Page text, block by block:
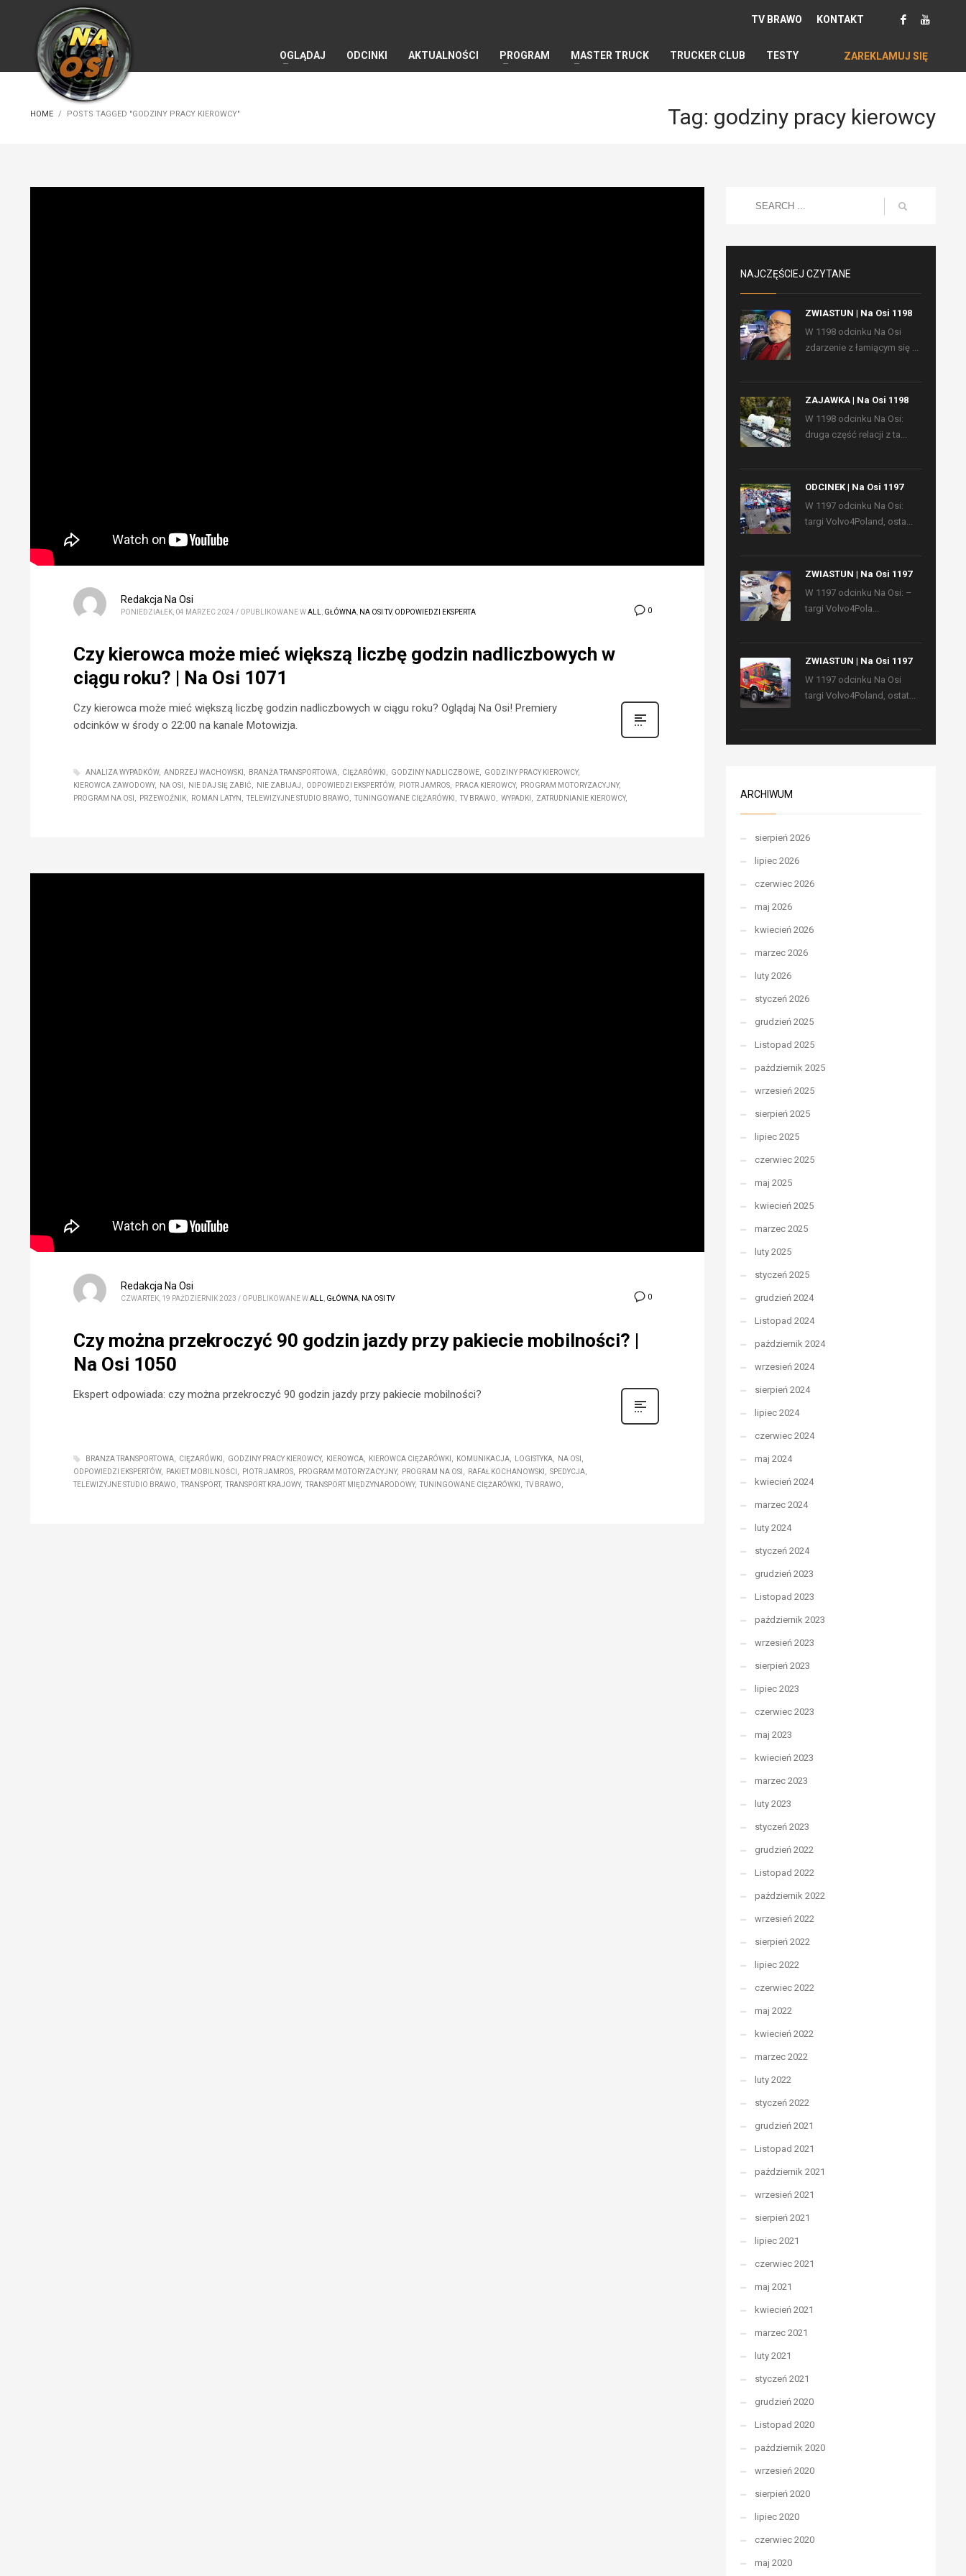
TV BRAWO KONTAKT
OGLĄDAJ ODCINKI AKTUALNOŚCI PROGRAM MASTER TRUCK TRUCKER CLUB TESTY ZAREKLAMUJ SIĘ
HOME POSTS TAGGED "GODZINY PRACY KIEROWCY" Tag: godziny pracy kierowcy
0
Redakcja Na Osi
PONIEDZIAŁEK, 04 MARZEC 2024 / OPUBLIKOWANE WALL GŁÓWNA NA OSI TV, ODPOWIEDZI EKSPERTA
Czy kierowca może mieć większą liczbę godzin nadliczbowych w
ciągu roku? | Na Osi 1071
Czy kierowca może mieć większą liczbę godzin nadliczbowych w ciągu roku? Oglądaj Na Osi! Premiery
odcinków w środy o 22:00 na kanale Motowizja.
ANALIZA WYPADKÓW ANDRZEJ WACHOWSKI BRANŻA TRANSPORTOWA CIĘŻARÓWKI GODZINY NADLICZBOWE
GODZINY PRACY KIEROWCY
KIEROWCA ZAWODOWY
NA OSI NIE DAJ SIĘ ZABIĆ NIE ZABIJAJ ODPOWIEDZI EKSPERTÓW PIOTR JAMROS PRACA KIEROWCY
PROGRAM MOTORYZACYJNY
PROGRAM NA OSI
PRZEWOŹNIK ROMAN LATYN TELEWIZYJNE STUDIO BRAWO TUNINGOWANE CIĘŻARÓWKI TV BRAWO WYPADKI ZATRUDNIANIE KIEROWCY
0
Redakcja Na Osi
CZWARTEK, 19 PAŹDZIERNIK 2023 / OPUBLIKOWANE WALL GŁÓWNA NA OSI TV
Czy można przekroczyć 90 godzin jazdy przy pakiecie mobilności? |
Na Osi 1050
Ekspert odpowiada: czy można przekroczyć 90 godzin jazdy przy pakiecie mobilności?
BRANŻA TRANSPORTOWA CIĘŻARÓWKI GODZINY PRACY KIEROWCY KIEROWCA KIEROWCA CIĘŻARÓWKI KOMUNIKACJA LOGISTYKA
NA OSI
ODPOWIEDZI EKSPERTÓW
PAKIET MOBILNOŚCI PIOTR JAMROS PROGRAM MOTORYZACYJNY PROGRAM NA OSI RAFAŁ KOCHANOWSKI
SPEDYCJA
TELEWIZYJNE STUDIO BRAWO
TRANSPORT TRANSPORT KRAJOWY TRANSPORT MIĘDZYNARODOWY TUNINGOWANE CIĘŻARÓWKI TV BRAWO
NAJCZĘŚCIEJ CZYTANE
ZWIASTUN | Na Osi 1198
W 1198 odcinku Na Osi
zdarzenie z łamiącym się ...
ZAJAWKA | Na Osi 1198
W 1198 odcinku Na Osi:
druga część relacji z ta...
ODCINEK | Na Osi 1197
W 1197 odcinku Na Osi:
targi Volvo4Poland, osta...
ZWIASTUN | Na Osi 1197
W 1197 odcinku Na Osi: –
targi Volvo4Pola...
ZWIASTUN | Na Osi 1197
W 1197 odcinku Na Osi
targi Volvo4Poland, ostat...
ARCHIWUM
sierpień 2026
lipiec 2026
czerwiec 2026
maj 2026
kwiecień 2026
marzec 2026
luty 2026
styczeń 2026
grudzień 2025
Listopad 2025
październik 2025
wrzesień 2025
sierpień 2025
lipiec 2025
czerwiec 2025
maj 2025
kwiecień 2025
marzec 2025
luty 2025
styczeń 2025
grudzień 2024
Listopad 2024
październik 2024
wrzesień 2024
sierpień 2024
lipiec 2024
czerwiec 2024
maj 2024
kwiecień 2024
marzec 2024
luty 2024
styczeń 2024
grudzień 2023
Listopad 2023
październik 2023
wrzesień 2023
sierpień 2023
lipiec 2023
czerwiec 2023
maj 2023
kwiecień 2023
marzec 2023
luty 2023
styczeń 2023
grudzień 2022
Listopad 2022
październik 2022
wrzesień 2022
sierpień 2022
lipiec 2022
czerwiec 2022
maj 2022
kwiecień 2022
marzec 2022
luty 2022
styczeń 2022
grudzień 2021
Listopad 2021
październik 2021
wrzesień 2021
sierpień 2021
lipiec 2021
czerwiec 2021
maj 2021
kwiecień 2021
marzec 2021
luty 2021
styczeń 2021
grudzień 2020
Listopad 2020
październik 2020
wrzesień 2020
sierpień 2020
lipiec 2020
czerwiec 2020
maj 2020